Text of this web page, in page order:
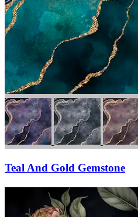
Teal And Gold Gemstone